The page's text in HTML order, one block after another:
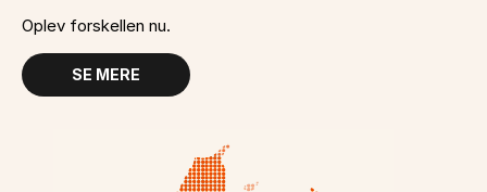
Oplev forskellen nu.
SE MERE